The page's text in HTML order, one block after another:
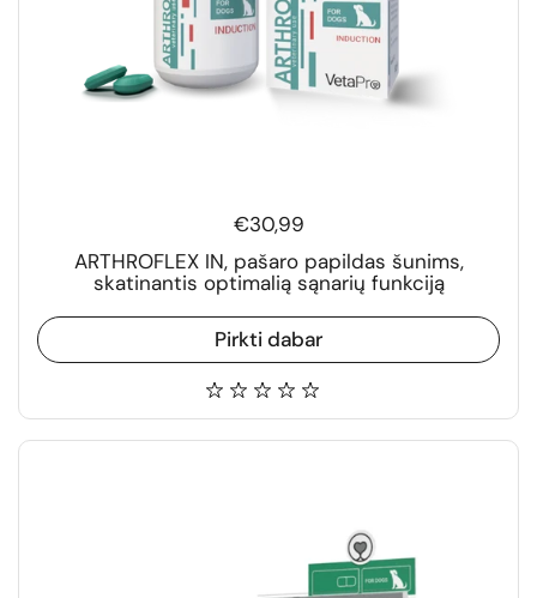
€30,99
ARTHROFLEX IN, pašaro papildas šunims,
skatinantis optimalią sąnarių funkciją
Pirkti dabar